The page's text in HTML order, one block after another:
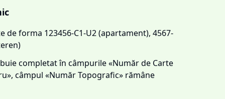
forma 123456-C1-U2 (apartament), 4567-
completat în câmpurile «Număr de Carte
câmpul «Număr Topografic» rămâne